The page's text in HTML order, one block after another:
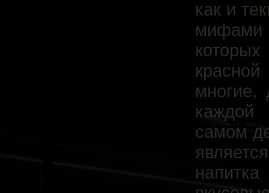
как и
мифами
многие,
самом